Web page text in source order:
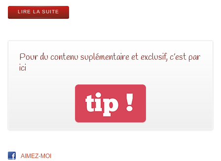
LIRE LA SUITE
Pour du contenu suplémentaire et exclusif, c’est par
ici
AIMEZ-MOI